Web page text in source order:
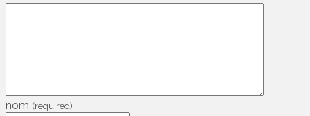
nom (required)